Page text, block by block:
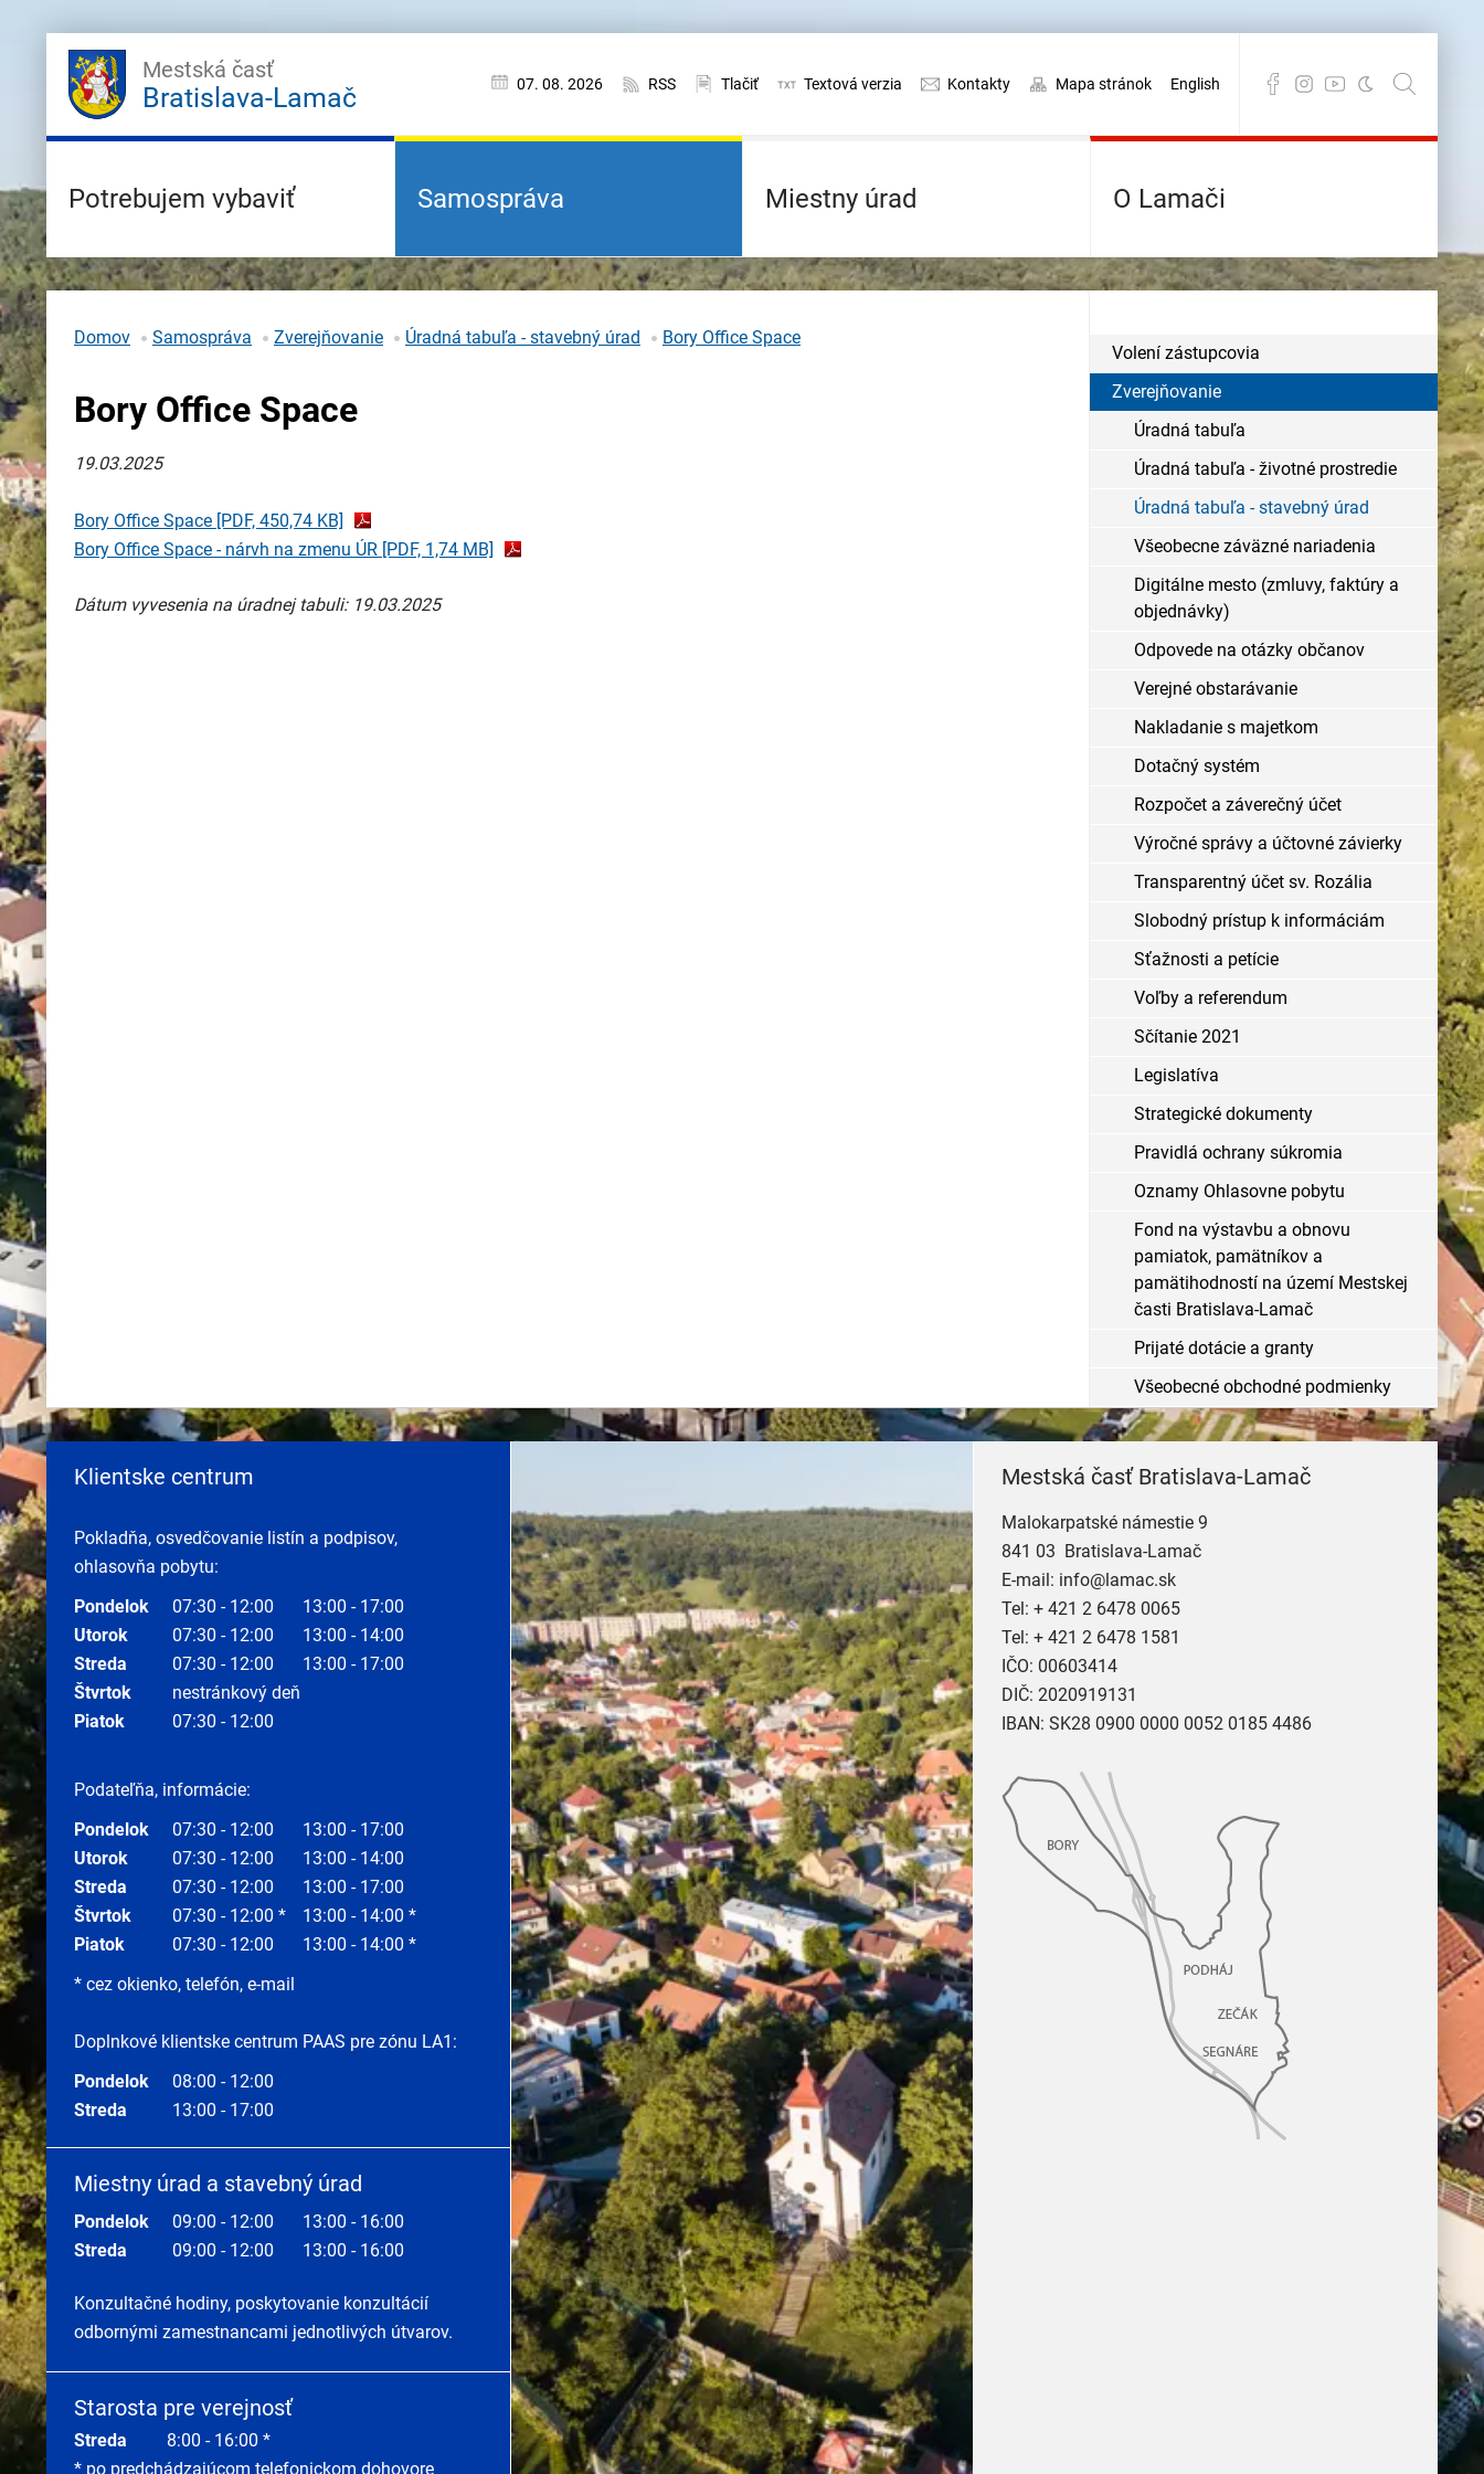
Mestská časť
Bratislava-Lamač 07. 08. 2026 RSS Tlačiť Textová verzia Kontakty Mapa stránok English
Potrebujem vybaviť Samospráva Miestny úrad O Lamači
Domov Samospráva Zverejňovanie Úradná tabuľa - stavebný úrad Bory Office Space
Bory Office Space
19.03.2025
Bory Office Space [PDF, 450,74 KB]
Bory Office Space - nárvh na zmenu ÚR [PDF, 1,74 MB]
Dátum vyvesenia na úradnej tabuli: 19.03.2025
Volení zástupcovia
Zverejňovanie
Úradná tabuľa
Úradná tabuľa - životné prostredie
Úradná tabuľa - stavebný úrad
Všeobecne záväzné nariadenia
Digitálne mesto (zmluvy, faktúry a
objednávky)
Odpovede na otázky občanov
Verejné obstarávanie
Nakladanie s majetkom
Dotačný systém
Rozpočet a záverečný účet
Výročné správy a účtovné závierky
Transparentný účet sv. Rozália
Slobodný prístup k informáciám
Sťažnosti a petície
Voľby a referendum
Sčítanie 2021
Legislatíva
Strategické dokumenty
Pravidlá ochrany súkromia
Oznamy Ohlasovne pobytu
Fond na výstavbu a obnovu
pamiatok, pamätníkov a
pamätihodností na území Mestskej
časti Bratislava-Lamač
Prijaté dotácie a granty
Všeobecné obchodné podmienky
Klientske centrum
Pokladňa, osvedčovanie listín a podpisov,
ohlasovňa pobytu:
Pondelok
07:30 - 12:00
13:00 - 17:00
Utorok
07:30 - 12:00
13:00 - 14:00
Streda
07:30 - 12:00
13:00 - 17:00
Štvrtok
nestránkový deň
Piatok
07:30 - 12:00
Podateľňa, informácie:
Pondelok
07:30 - 12:00
13:00 - 17:00
Utorok
07:30 - 12:00
13:00 - 14:00
Streda
07:30 - 12:00
13:00 - 17:00
Štvrtok
07:30 - 12:00 *
13:00 - 14:00 *
Piatok
07:30 - 12:00
13:00 - 14:00 *
* cez okienko, telefón, e-mail
Doplnkové klientske centrum PAAS pre zónu LA1:
Pondelok
08:00 - 12:00
Streda
13:00 - 17:00
Miestny úrad a stavebný úrad
Pondelok 09:00 - 12:00
13:00 - 16:00
Streda
09:00 - 12:00 13:00 - 16:00
Konzultačné hodiny, poskytovanie konzultácií
odbornými zamestnancami jednotlivých útvarov.
Starosta pre verejnosť
Streda 8:00 - 16:00 *
* po predchádzajúcom telefonickom dohovore
Mestská časť Bratislava-Lamač
Malokarpatské námestie 9
841 03 Bratislava-Lamač
E-mail: info@lamac.sk
Tel:+ 421 2 6478 0065
Tel:+ 421 2 6478 1581
IČO: 00603414
DIČ: 2020919131
IBAN: SK28 0900 0000 0052 0185 4486